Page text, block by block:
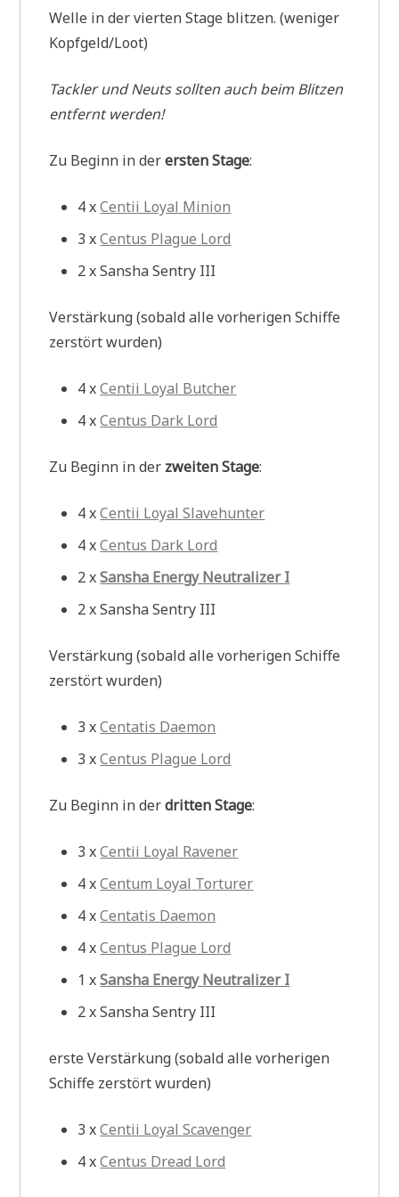
Welle in der vierten Stage blitzen. (weniger
Kopfgeld/Loot)
Tackler und Neuts sollten auch beim Blitzen
entfernt werden!
Zu Beginn in derersten Stage:
4 xCentii Loyal Minion
3 xCentus Plague Lord
2 x Sansha Sentry III
Verstärkung (sobald alle vorherigen Schiffe
zerstört wurden)
4 xCentii Loyal Butcher
4 xCentus Dark Lord
Zu Beginn in der zweiten Stage:
4 xCentii Loyal Slavehunter
4 xCentus Dark Lord
2 xSansha Energy Neutralizer I
2 x Sansha Sentry III
Verstärkung (sobald alle vorherigen Schiffe
zerstört wurden)
3 xCentatis Daemon
3 xCentus Plague Lord
Zu Beginn in derdritten Stage:
3 xCentii Loyal Ravener
4 xCentum Loyal Torturer
4 xCentatis Daemon
4 xCentus Plague Lord
1 xSansha Energy Neutralizer I
2 x Sansha Sentry III
erste Verstärkung (sobald alle vorherigen
Schiffe zerstört wurden)
3 xCentii Loyal Scavenger
4 xCentus Dread Lord